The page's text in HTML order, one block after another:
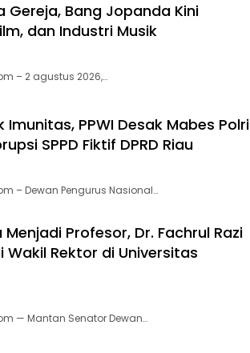
Gereja, Bang Jopanda Kini
dan Industri Musik
– 2 agustus 2026,…
PPWI Desak Mabes Polri
SPPD Fiktif DPRD Riau
– Dewan Pengurus Nasional…
Profesor, Dr. Fachrul Razi
Rektor di Universitas
— Mantan Senator Dewan…